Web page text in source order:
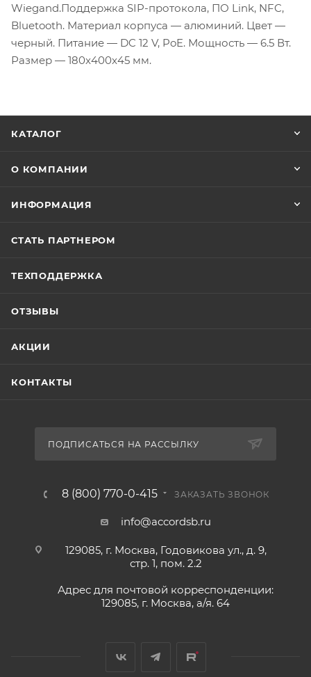
Wiegand.Поддержка SIP-протокола, ПО Link, NFC,
Bluetooth. Материал корпуса — алюминий. Цвет —
черный. Питание — DC 12 V, PoE. Мощность — 6.5 Вт.
Размер — 180x400x45 мм.
КАТАЛОГ
О КОМПАНИИ
ИНФОРМАЦИЯ
СТАТЬ ПАРТНЕРОМ
ТЕХПОДДЕРЖКА
ОТЗЫВЫ
АКЦИИ
КОНТАКТЫ
ПОДПИСАТЬСЯ НА РАССЫЛКУ
8 (800) 770-0-415 ЗАКАЗАТЬ ЗВОНОК
info@accordsb.ru
129085, г. Москва, Годовикова ул., д. 9,
стр. 1, пом. 2.2
Адрес для почтовой корреспонденции:
129085, г. Москва, а/я. 64